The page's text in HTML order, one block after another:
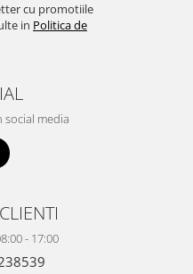
cu promotiile
in Politica de
social media
- 17:00